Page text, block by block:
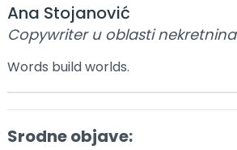
Ana Stojanović
Copywriter u oblasti nekretnina
Words build worlds.
Srodne objave: